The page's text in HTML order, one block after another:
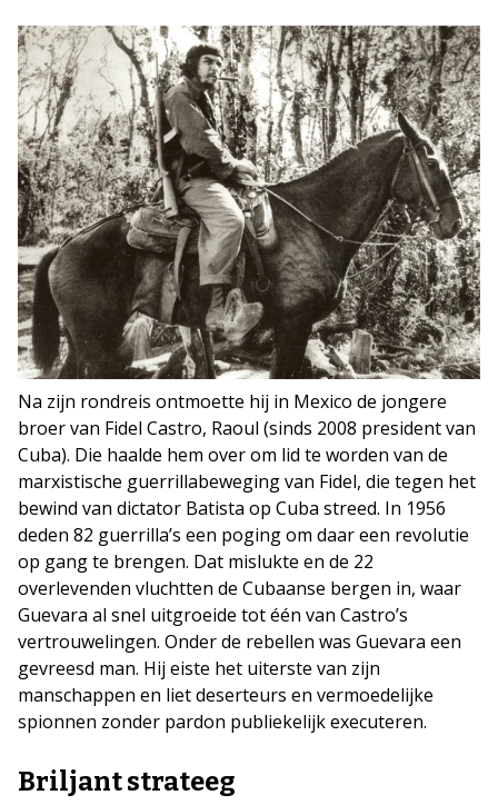
Na zijn rondreis ontmoette hij in Mexico de jongere
broer van Fidel Castro, Raoul (sinds 2008 president van
Cuba). Die haalde hem over om lid te worden van de
marxistische guerrillabeweging van Fidel, die tegen het
bewind van dictator Batista op Cuba streed. In 1956
deden 82 guerrilla’s een poging om daar een revolutie
op gang te brengen. Dat mislukte en de 22
overlevenden vluchtten de Cubaanse bergen in, waar
Guevara al snel uitgroeide tot één van Castro’s
vertrouwelingen. Onder de rebellen was Guevara een
gevreesd man. Hij eiste het uiterste van zijn
manschappen en liet deserteurs en vermoedelijke
spionnen zonder pardon publiekelijk executeren.
Briljant strateeg